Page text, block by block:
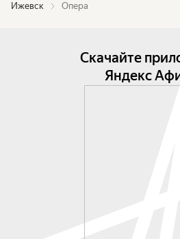
Ижевск Опера
Скачайте
Яндекс